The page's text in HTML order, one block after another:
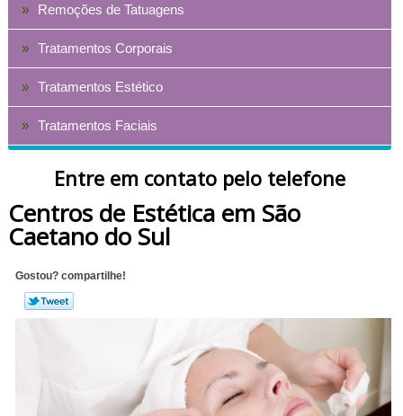
Remoções de Tatuagens
Tratamentos Corporais
Tratamentos Estético
Tratamentos Faciais
Entre em contato pelo telefone
Centros de Estética em São
Caetano do Sul
Gostou? compartilhe!